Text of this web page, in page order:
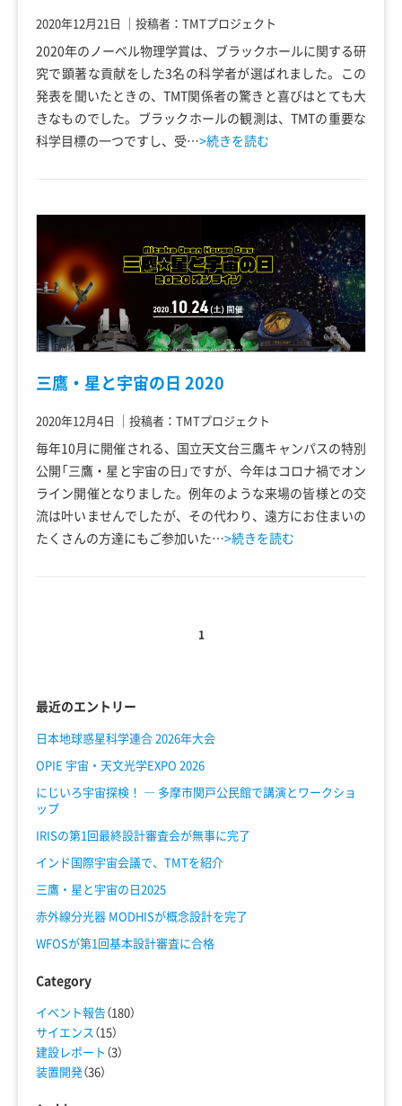
2020年12月21日 ｜ 投稿者：TMTプロジェクト
2020年のノーベル物理学賞は、ブラックホールに関する研
究で顕著な貢献をした3名の科学者が選ばれました。この
発表を聞いたときの、TMT関係者の驚きと喜びはとても大
きなものでした。ブラックホールの観測は、TMTの重要な
科学目標の一つですし、受…>続きを読む
三鷹・星と宇宙の日 2020
2020年12月4日 ｜ 投稿者：TMTプロジェクト
毎年10月に開催される、国立天文台三鷹キャンパスの特別
公開「三鷹・星と宇宙の日」ですが、今年はコロナ禍でオン
ライン開催となりました。例年のような来場の皆様との交
流は叶いませんでしたが、その代わり、遠方にお住まいの
たくさんの方達にもご参加いた…>続きを読む
1
最近のエントリー
日本地球惑星科学連合 2026年大会
OPIE 宇宙・天文光学EXPO 2026
にじいろ宇宙探検！ ― 多摩市関戸公民館で講演とワークショ
ップ
IRISの第1回最終設計審査会が無事に完了
インド国際宇宙会議で、TMTを紹介
三鷹・星と宇宙の日2025
赤外線分光器 MODHISが概念設計を完了
WFOSが第1回基本設計審査に合格
Category
イベント報告（180）
サイエンス （15）
建設レポート （3）
装置開発（36）